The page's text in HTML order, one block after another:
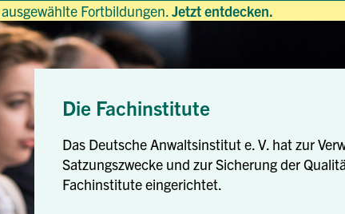
Fortbildungen.Jetzt entdecken.
Die Fachinstitute
Das Deutsche Anwaltsinstitut e. V. hat zur
Satzungszwecke und zur Sicherung der
Fachinstitute eingerichtet.